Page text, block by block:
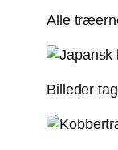
Alle
Billeder